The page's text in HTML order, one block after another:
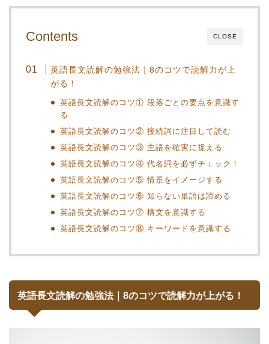
CLOSE
Contents
英語長文読解の勉強法｜8のコツで読解力が上
がる！
英語長文読解のコツ① 段落ごとの要点を意識す
る
英語長文読解のコツ② 接続詞に注目して読む
英語長文読解のコツ③ 主語を確実に捉える
英語長文読解のコツ④ 代名詞を必ずチェック！
英語長文読解のコツ⑤ 情景をイメージする
英語長文読解のコツ⑥ 知らない単語は諦める
英語長文読解のコツ⑦ 構文を意識する
英語長文読解のコツ⑧ キーワードを意識する
英語長文読解の勉強法｜8のコツで読解力が上がる！